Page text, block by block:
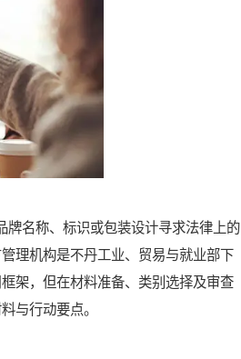
名称、标识或包装设计寻求法律上的
理机构是不丹工业、贸易与就业部下
架，但在材料准备、类别选择及审查
与行动要点。